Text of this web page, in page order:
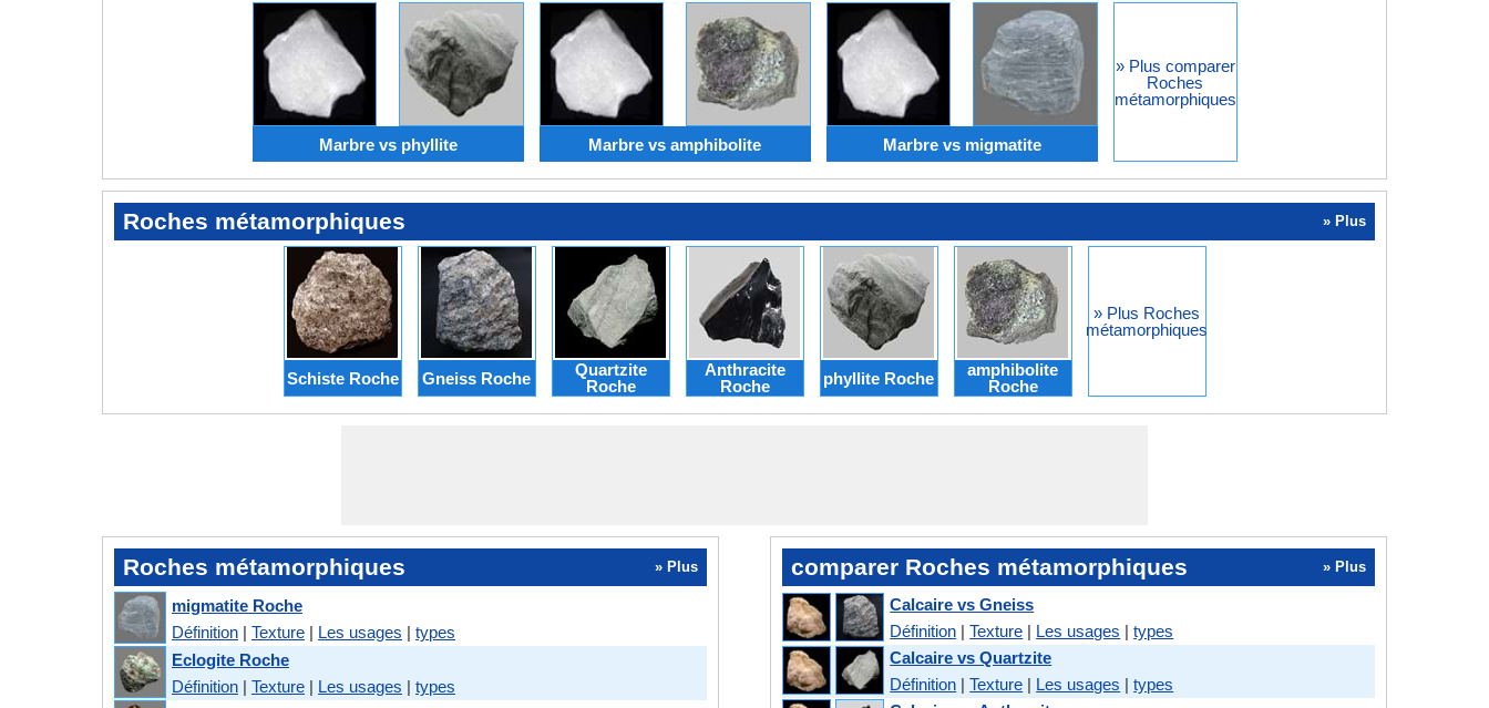
Marbre vs phyllite Marbre vs amphibolite Marbre vs migmatite
» Plus comparer
Roches
métamorphiques
Roches métamorphiques » Plus
Schiste Roche Gneiss Roche
Quartzite
Roche
Anthracite
Roche
phyllite Roche
amphibolite
Roche
» Plus Roches
métamorphiques
Roches métamorphiques » Plus
migmatite Roche
Définition | Texture | Les usages | types
Eclogite Roche
Définition | Texture | Les usages | types
comparer Roches métamorphiques » Plus
Calcaire vs Gneiss
Définition |Texture | Les usages |types
Calcaire vs Quartzite
Définition |Texture | Les usages |types